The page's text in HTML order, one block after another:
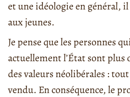
et une idéologie en général,
aux jeunes.
Je pense que les personnes
actuellement l’État sont plus
des valeurs néolibérales :
vendu. En conséquence, le